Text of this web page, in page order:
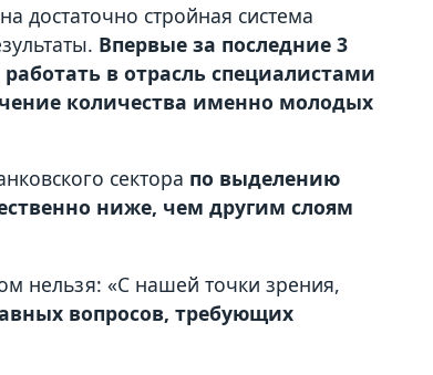
достаточно стройная система
Впервые за последние 3
в отрасль специалистами
количества именно молодых
сектора по выделению
ниже, чем другим слоям
нельзя: «С нашей точки зрения,
вопросов, требующих